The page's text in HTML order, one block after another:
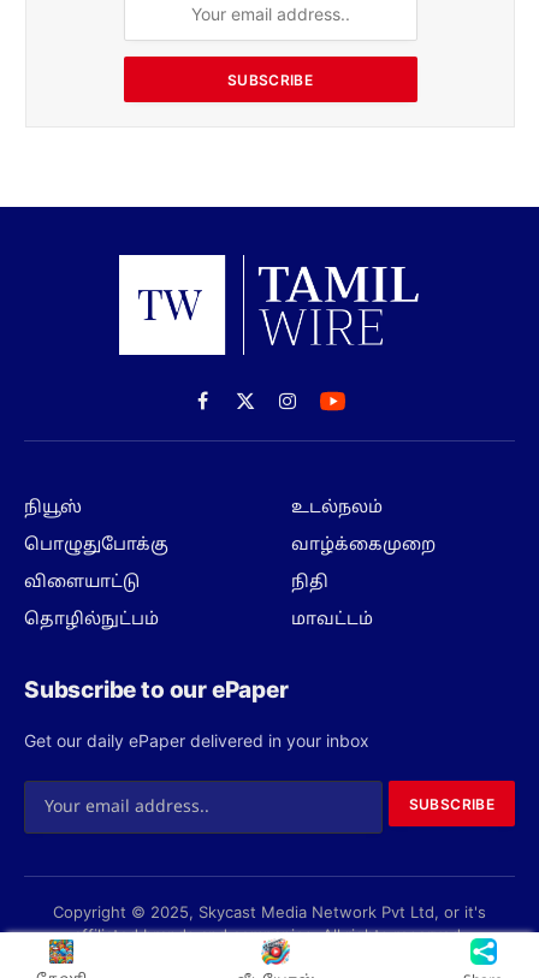
SUBSCRIBE
Facebook
X
(Twitter)
Instagram
நியூஸ்
பொழுதுபோக்கு
விளையாட்டு
தொழில்நுட்பம்
உடல்நலம்
வாழ்க்கைமுறை
நிதி
மாவட்டம்
Subscribe to our ePaper
Get our daily ePaper delivered in your inbox
SUBSCRIBE
Copyright © 2025, Skycast Media Network Pvt Ltd, or it's
affiliated brands and companies. All rights reserved.